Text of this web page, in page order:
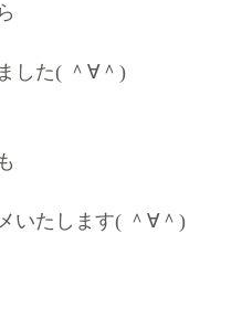
した( ＾∀＾)
いたします( ＾∀＾)